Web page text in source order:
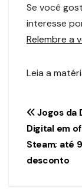
Se você
interesse
Relembre a
Leia a
de
Post
Jogos da
Digital em
Steam; até
desconto